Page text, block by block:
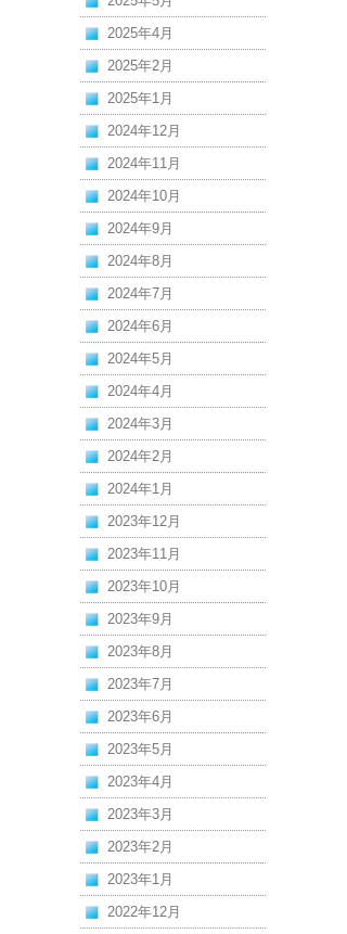
2025年4月
2025年2月
2025年1月
2024年12月
2024年11月
2024年10月
2024年9月
2024年8月
2024年7月
2024年6月
2024年5月
2024年4月
2024年3月
2024年2月
2024年1月
2023年12月
2023年11月
2023年10月
2023年9月
2023年8月
2023年7月
2023年6月
2023年5月
2023年4月
2023年3月
2023年2月
2023年1月
2022年12月